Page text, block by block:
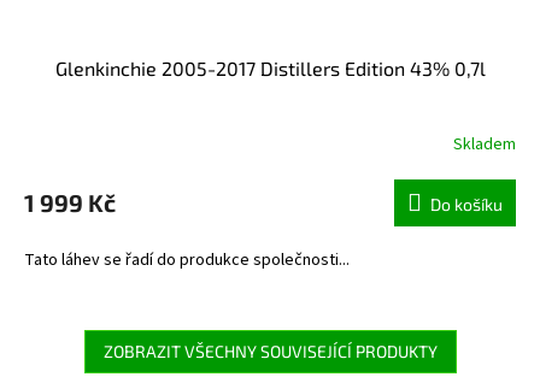
Glenkinchie 2005-2017 Distillers Edition 43% 0,7l
Skladem
1 999 Kč Do košíku
Tato láhev se řadí do produkce společnosti...
ZOBRAZIT VŠECHNY SOUVISEJÍCÍ PRODUKTY